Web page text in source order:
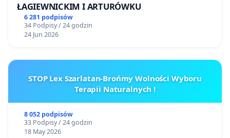
ŁAGIEWNICKIM I ARTURÓWKU
6 281 podpisów
34 Podpisy / 24 godzin
24 Jun 2026
STOP Lex Szarlatan-Brońmy Wolności Wyboru
Terapii Naturalnych !
8 052 podpisów
33 Podpisy / 24 godzin
18 May 2026